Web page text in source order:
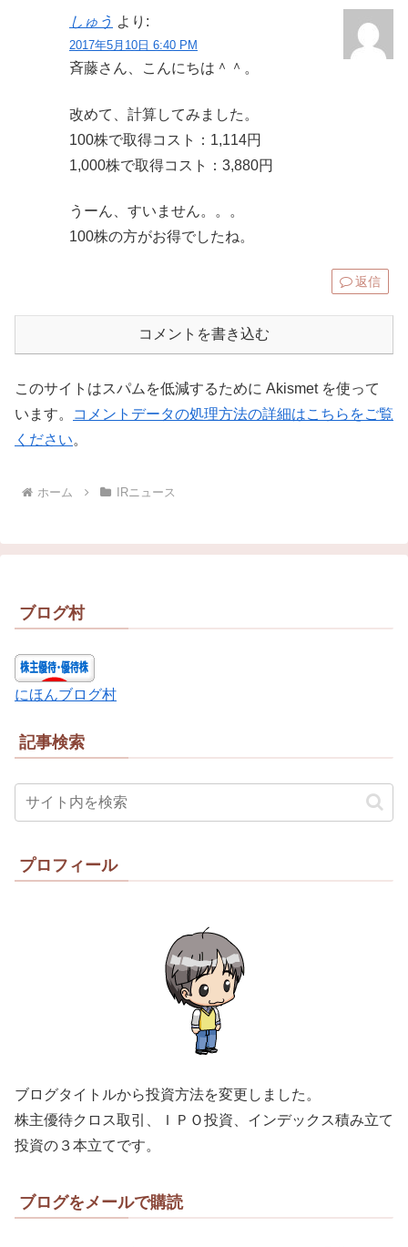
しゅう より:
2017年5月10日 6:40 PM
斉藤さん、こんにちは＾＾。
改めて、計算してみました。
100株で取得コスト：1,114円
1,000株で取得コスト：3,880円
うーん、すいません。。。
100株の方がお得でしたね。
返信
コメントを書き込む
このサイトはスパムを低減するために Akismet を使って
います。
コメントデータの処理方法の詳細はこちらをご覧
ください。
ホーム IRニュース
ブログ村
にほんブログ村
記事検索
プロフィール
ブログタイトルから投資方法を変更しました。
株主優待クロス取引、ＩＰＯ投資、インデックス積み立て
投資の３本立てです。
ブログをメールで購読